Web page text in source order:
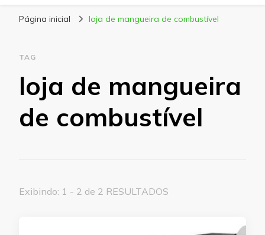
Página inicial loja de mangueira de combustível
TAG
loja de mangueira
de combustível
Exibindo: 1 - 2 de 2 RESULTADOS